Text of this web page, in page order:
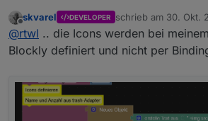
nicht erkannt wird. eventuell eine
Tippfehler?
Offline
skvarel DEVELOPER schrieb am 30. Okt.
zuletzt editiert von
@rtwl .. die Icons werden bei
Blockly definiert und nicht per